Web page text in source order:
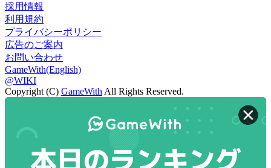
採用情報
利用規約
プライバシーポリシー
広告のご案内
お問い合わせ
GameWith(English)
@WIKI
Copyright (C) GameWith All Rights Reserved.